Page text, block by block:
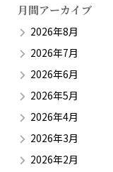
月間アーカイブ
2026年8月
2026年7月
2026年6月
2026年5月
2026年4月
2026年3月
2026年2月